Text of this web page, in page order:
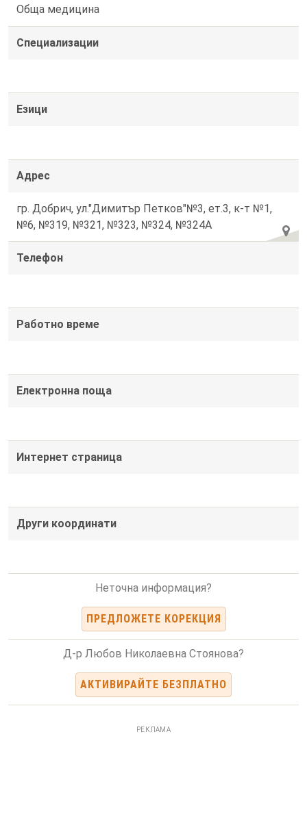
Обща медицина
Специализации
Езици
Адрес
гр. Добрич, ул."Димитър Петков"№3, ет.3, к-т №1,
№6, №319, №321, №323, №324, №324А
Телефон
Работно време
Електронна поща
Интернет страница
Други координати
Неточна информация?
ПРЕДЛОЖЕТЕ КОРЕКЦИЯ
Д-р Любов Николаевна Стоянова?
АКТИВИРАЙТЕ БЕЗПЛАТНО
РЕКЛАМА